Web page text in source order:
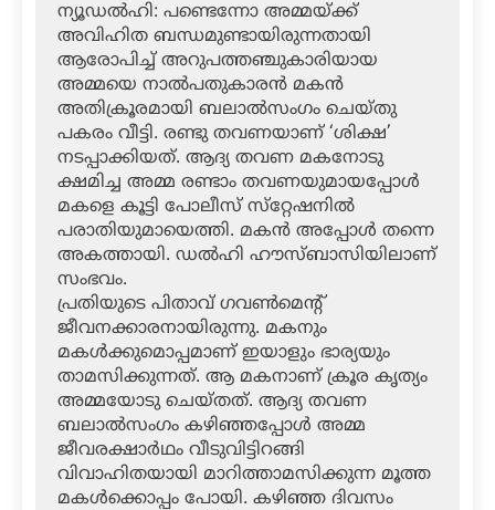
ന്യൂഡല്‍ഹി: പണ്ടെന്നോ അമ്മയ്ക്ക്
അവിഹിത ബന്ധമുണ്ടായിരുന്നതായി
ആരോപിച്ച് അറുപത്തഞ്ചുകാരിയായ
അമ്മയെ നാല്‍പതുകാരന്‍ മകന്‍
അതിക്രൂരമായി ബലാല്‍സംഗം ചെയ്തു
പകരം വീട്ടി. രണ്ടു തവണയാണ് ‘ശിക്ഷ’
നടപ്പാക്കിയത്. ആദ്യ തവണ മകനോടു
ക്ഷമിച്ച അമ്മ രണ്ടാം തവണയുമായപ്പോള്‍
മകളെ കൂട്ടി പോലീസ് സ്‌റ്റേഷനില്‍
പരാതിയുമായെത്തി. മകന്‍ അപ്പോള്‍ തന്നെ
അകത്തായി. ഡല്‍ഹി ഹൗസ്ബാസിയിലാണ്
സംഭവം.
പ്രതിയുടെ പിതാവ് ഗവണ്‍മെന്റ്
ജീവനക്കാരനായിരുന്നു. മകനും
മകള്‍ക്കുമൊപ്പമാണ് ഇയാളും ഭാര്യയും
താമസിക്കുന്നത്. ആ മകനാണ് ക്രൂര കൃത്യം
അമ്മയോടു ചെയ്തത്. ആദ്യ തവണ
ബലാല്‍സംഗം കഴിഞ്ഞപ്പോള്‍ അമ്മ
ജീവരക്ഷാര്‍ഥം വീടുവിട്ടിറങ്ങി
വിവാഹിതയായി മാറിത്താമസിക്കുന്ന മൂത്ത
മകള്‍ക്കൊപ്പം പോയി. കഴിഞ്ഞ ദിവസം